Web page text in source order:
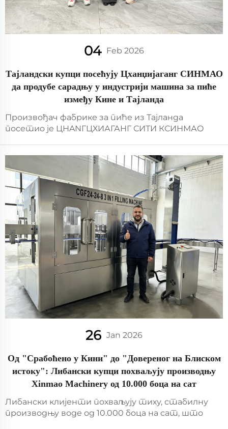
04 Feb 2026
Тајландски купци посећују Цханџијаганг СИНМАО
да продубе сарадњу у индустрији машина за пиће
између Кине и Тајланда
Произвођач фабрике за пиће из Тајланда
посетио је ЦHANГЦХИАГАНГ СИТИ КСИНМАО
производне линије за пуњење воде ЦГФ32 Ово је
нова фаза...
26 Jan 2026
Од "Срабоћено у Кини" до "Довереног на Блиском
истоку": Либански купци похваљују производњу
Xinmao Machinery од 10.000 боца на сат
Либански клијенти похваљују тиху, стабилну
производњу воде од 10.000 боца на сат, што